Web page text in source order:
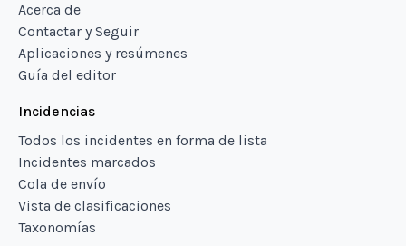
Acerca de
Contactar y Seguir
Aplicaciones y resúmenes
Guía del editor
Incidencias
Todos los incidentes en forma de lista
Incidentes marcados
Cola de envío
Vista de clasificaciones
Taxonomías